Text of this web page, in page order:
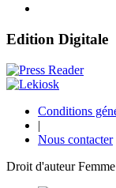
Edition Digitale
Conditions
|
Nous contacter
Droit d'auteur